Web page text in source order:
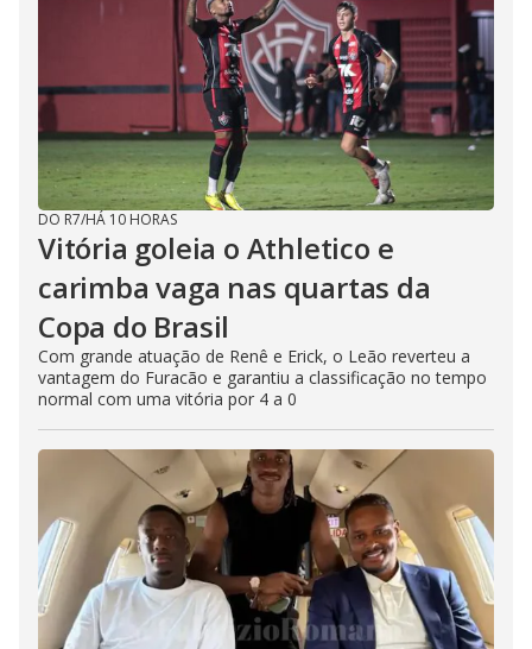
DO R7/HÁ 10 HORAS
Vitória goleia o Athletico e
carimba vaga nas quartas da
Copa do Brasil
Com grande atuação de Renê e Erick, o Leão reverteu a
vantagem do Furacão e garantiu a classificação no tempo
normal com uma vitória por 4 a 0